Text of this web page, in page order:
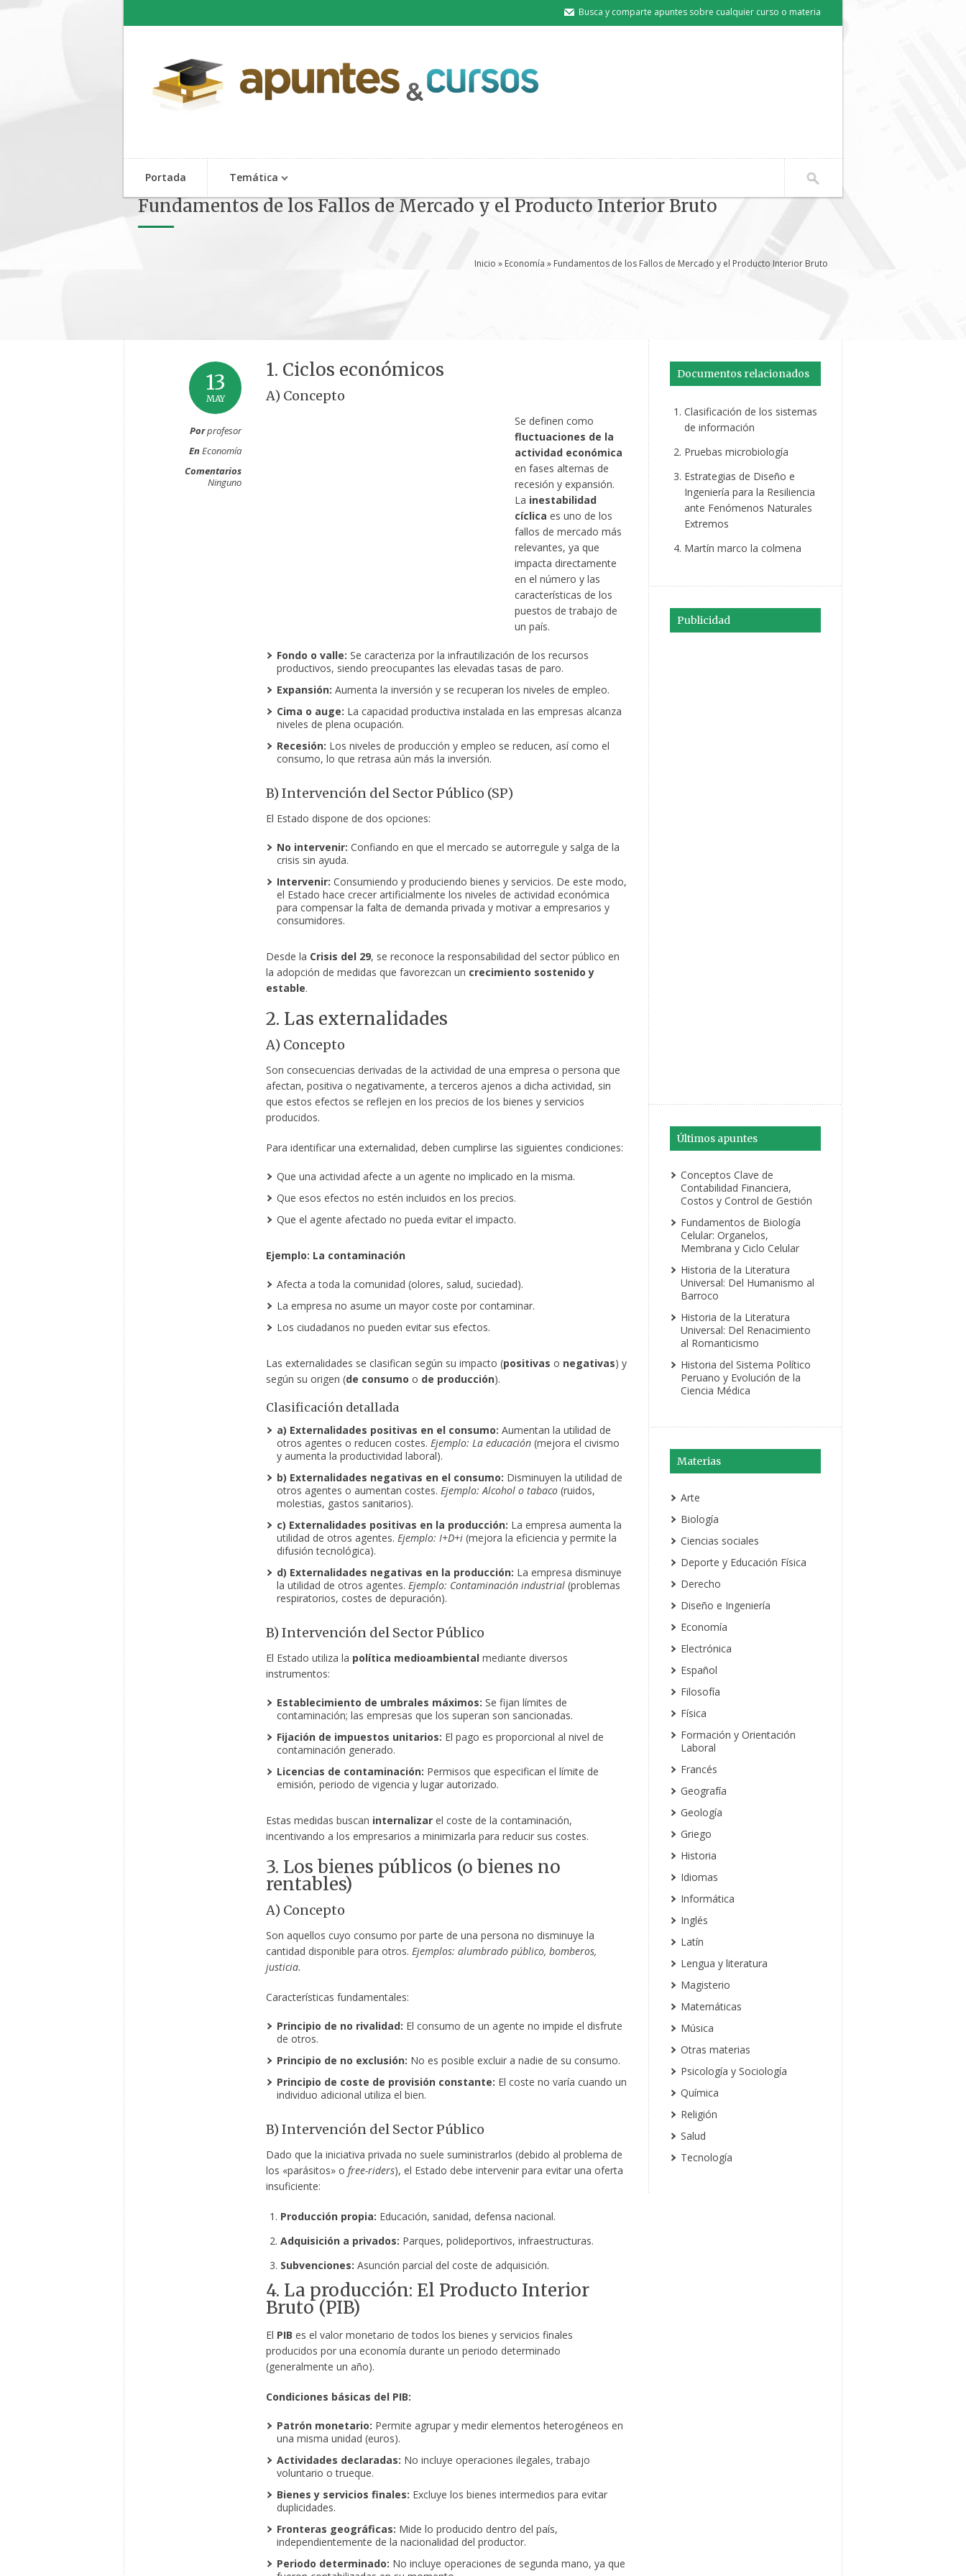
Busca y comparte apuntes sobre cualquier curso o materia
Portada Temática
Fundamentos de los Fallos de Mercado y el Producto Interior Bruto
Inicio » Economía » Fundamentos de los Fallos de Mercado y el Producto Interior Bruto
13
MAY
Porprofesor
EnEconomía
Comentarios
Ninguno
1. Ciclos económicos
A) Concepto
Se definen como
fluctuaciones de la
actividad económica
en fases alternas de
recesión y expansión.
La inestabilidad
cíclica es uno de los
fallos de mercado más
relevantes, ya que
impacta directamente
en el número y las
características de los
puestos de trabajo de
un país.
Fondo o valle: Se caracteriza por la infrautilización de los recursos
productivos, siendo preocupantes las elevadas tasas de paro.
Expansión: Aumenta la inversión y se recuperan los niveles de empleo.
Cima o auge: La capacidad productiva instalada en las empresas alcanza
niveles de plena ocupación.
Recesión: Los niveles de producción y empleo se reducen, así como el
consumo, lo que retrasa aún más la inversión.
B) Intervención del Sector Público (SP)
El Estado dispone de dos opciones:
No intervenir: Confiando en que el mercado se autorregule y salga de la
crisis sin ayuda.
Intervenir: Consumiendo y produciendo bienes y servicios. De este modo,
el Estado hace crecer artificialmente los niveles de actividad económica
para compensar la falta de demanda privada y motivar a empresarios y
consumidores.
Desde la Crisis del 29, se reconoce la responsabilidad del sector público en
la adopción de medidas que favorezcan un crecimiento sostenido y
estable.
2. Las externalidades
A) Concepto
Son consecuencias derivadas de la actividad de una empresa o persona que
afectan, positiva o negativamente, a terceros ajenos a dicha actividad, sin
que estos efectos se reflejen en los precios de los bienes y servicios
producidos.
Para identificar una externalidad, deben cumplirse las siguientes condiciones:
Que una actividad afecte a un agente no implicado en la misma.
Que esos efectos no estén incluidos en los precios.
Que el agente afectado no pueda evitar el impacto.
Ejemplo: La contaminación
Afecta a toda la comunidad (olores, salud, suciedad).
La empresa no asume un mayor coste por contaminar.
Los ciudadanos no pueden evitar sus efectos.
Las externalidades se clasifican según su impacto (positivas o negativas) y
según su origen (de consumo o de producción).
Clasificación detallada
a) Externalidades positivas en el consumo: Aumentan la utilidad de
otros agentes o reducen costes. Ejemplo: La educación(mejora el civismo
y aumenta la productividad laboral).
b) Externalidades negativas en el consumo: Disminuyen la utilidad de
otros agentes o aumentan costes. Ejemplo: Alcohol o tabaco(ruidos,
molestias, gastos sanitarios).
c) Externalidades positivas en la producción: La empresa aumenta la
utilidad de otros agentes. Ejemplo: I+D+i(mejora la eficiencia y permite la
difusión tecnológica).
d) Externalidades negativas en la producción: La empresa disminuye
la utilidad de otros agentes. Ejemplo: Contaminación industrial(problemas
respiratorios, costes de depuración).
B) Intervención del Sector Público
El Estado utiliza la política medioambientalmediante diversos
instrumentos:
Establecimiento de umbrales máximos: Se fijan límites de
contaminación; las empresas que los superan son sancionadas.
Fijación de impuestos unitarios: El pago es proporcional al nivel de
contaminación generado.
Licencias de contaminación: Permisos que especifican el límite de
emisión, periodo de vigencia y lugar autorizado.
Estas medidas buscan internalizarel coste de la contaminación,
incentivando a los empresarios a minimizarla para reducir sus costes.
3. Los bienes públicos (o bienes no
rentables)
A) Concepto
Son aquellos cuyo consumo por parte de una persona no disminuye la
cantidad disponible para otros. Ejemplos: alumbrado público, bomberos,
justicia.
Características fundamentales:
Principio de no rivalidad: El consumo de un agente no impide el disfrute
de otros.
Principio de no exclusión: No es posible excluir a nadie de su consumo.
Principio de coste de provisión constante: El coste no varía cuando un
individuo adicional utiliza el bien.
B) Intervención del Sector Público
Dado que la iniciativa privada no suele suministrarlos (debido al problema de
los «parásitos» o free-riders), el Estado debe intervenir para evitar una oferta
insuficiente:
Producción propia: Educación, sanidad, defensa nacional.
Adquisición a privados: Parques, polideportivos, infraestructuras.
Subvenciones: Asunción parcial del coste de adquisición.
4. La producción: El Producto Interior
Bruto (PIB)
El PIB es el valor monetario de todos los bienes y servicios finales
producidos por una economía durante un periodo determinado
(generalmente un año).
Condiciones básicas del PIB:
Patrón monetario: Permite agrupar y medir elementos heterogéneos en
una misma unidad (euros).
Actividades declaradas: No incluye operaciones ilegales, trabajo
voluntario o trueque.
Bienes y servicios finales: Excluye los bienes intermedios para evitar
duplicidades.
Fronteras geográficas: Mide lo producido dentro del país,
independientemente de la nacionalidad del productor.
Periodo determinado: No incluye operaciones de segunda mano, ya que
Documentos relacionados
Clasificación de los sistemas
de información
Pruebas microbiología
Estrategias de Diseño e
Ingeniería para la Resiliencia
ante Fenómenos Naturales
Extremos
Martín marco la colmena
Publicidad
Últimos apuntes
Conceptos Clave de
Contabilidad Financiera,
Costos y Control de Gestión
Fundamentos de Biología
Celular: Organelos,
Membrana y Ciclo Celular
Historia de la Literatura
Universal: Del Humanismo al
Barroco
Historia de la Literatura
Universal: Del Renacimiento
al Romanticismo
Historia del Sistema Político
Peruano y Evolución de la
Ciencia Médica
Materias
Arte
Biología
Ciencias sociales
Deporte y Educación Física
Derecho
Diseño e Ingeniería
Economía
Electrónica
Español
Filosofía
Física
Formación y Orientación
Laboral
Francés
Geografía
Geología
Griego
Historia
Idiomas
Informática
Inglés
Latín
Lengua y literatura
Magisterio
Matemáticas
Música
Otras materias
Psicología y Sociología
Química
Religión
Salud
Tecnología